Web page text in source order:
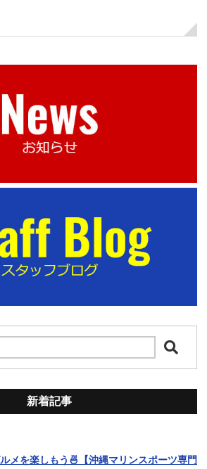
新着記事
メを楽しもう🍜【沖縄マリンスポーツ専門